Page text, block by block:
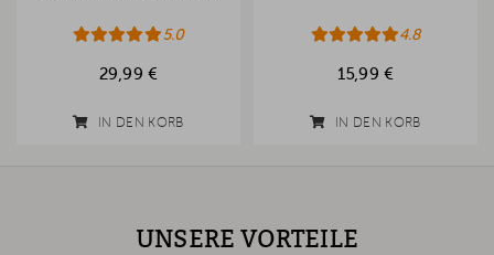
5.0
29,99 €
IN DEN KORB
4.8
15,99 €
IN DEN KORB
UNSERE VORTEILE